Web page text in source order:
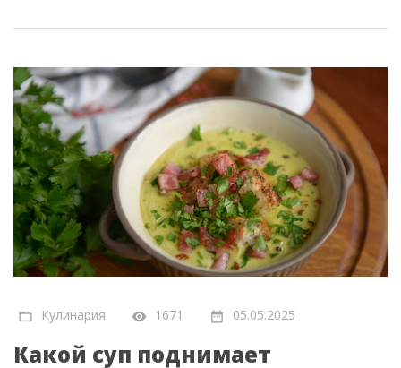
Кулинария 1671 05.05.2025
Какой суп поднимает